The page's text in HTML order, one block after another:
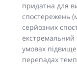
придатна для
спостережень
серйозних
екстремальний
умовах
перепадах